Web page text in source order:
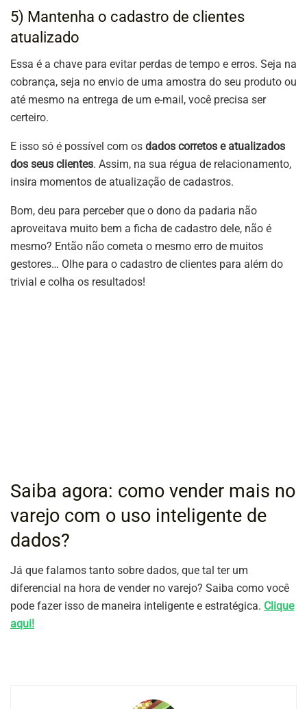
5) Mantenha o cadastro de clientes
atualizado
Essa é a chave para evitar perdas de tempo e erros. Seja na
cobrança, seja no envio de uma amostra do seu produto ou
até mesmo na entrega de um e-mail, você precisa ser
certeiro.
E isso só é possível com os dados corretos e atualizados
dos seus clientes. Assim, na sua régua de relacionamento,
insira momentos de atualização de cadastros.
Bom, deu para perceber que o dono da padaria não
aproveitava muito bem a ficha de cadastro dele, não é
mesmo? Então não cometa o mesmo erro de muitos
gestores… Olhe para o cadastro de clientes para além do
trivial e colha os resultados!
Saiba agora: como vender mais no
varejo com o uso inteligente de
dados?
Já que falamos tanto sobre dados, que tal ter um
diferencial na hora de vender no varejo? Saiba como você
pode fazer isso de maneira inteligente e estratégica. Clique
aqui!